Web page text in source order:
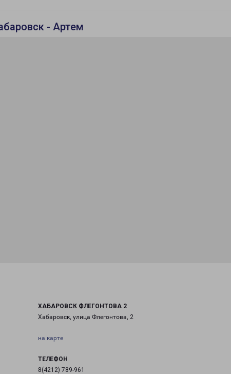
- Артем
ХАБАРОВСК ФЛЕГОНТОВА 2
Хабаровск, улица Флегонтова, 2
на карте
ТЕЛЕФОН
8(4212) 789-961